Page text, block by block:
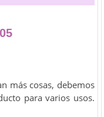
más cosas, debemos
para varios usos.